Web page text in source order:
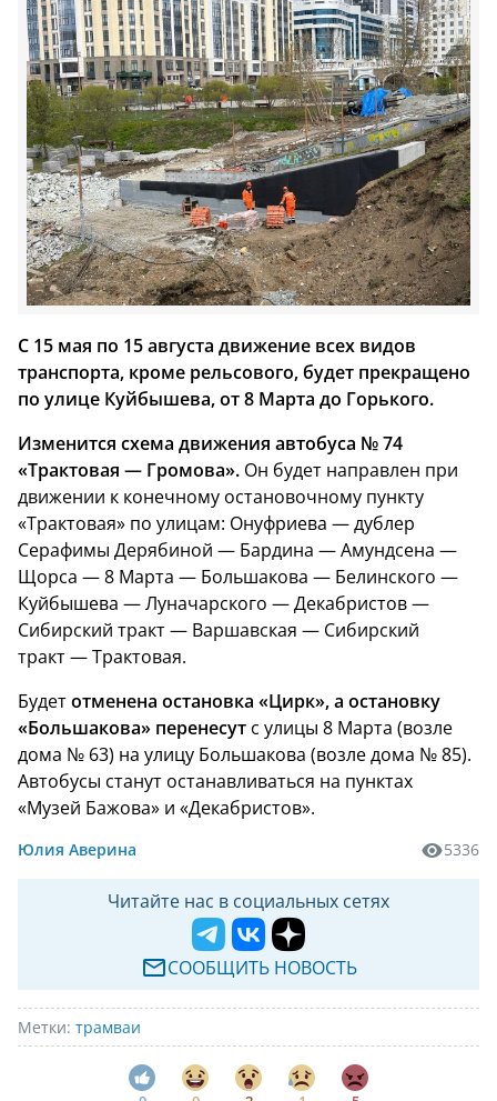
С 15 мая по 15 августа движение всех видов
транспорта, кроме рельсового, будет прекращено
по улице Куйбышева, от 8 Марта до Горького.
Изменится схема движения автобуса № 74
«Трактовая — Громова». Он будет направлен при
движении к конечному остановочному пункту
«Трактовая» по улицам: Онуфриева — дублер
Серафимы Дерябиной — Бардина — Амундсена —
Щорса — 8 Марта — Большакова — Белинского —
Куйбышева — Луначарского — Декабристов —
Сибирский тракт — Варшавская — Сибирский
тракт — Трактовая.
Будетотменена остановка «Цирк», а остановку
«Большакова» перенесут с улицы 8 Марта (возле
дома № 63) на улицу Большакова (возле дома № 85).
Автобусы станут останавливаться на пунктах
«Музей Бажова» и «Декабристов».
Юлия Аверина 5336
Читайте нас в социальных сетях
СООБЩИТЬ НОВОСТЬ
Метки: трамваи